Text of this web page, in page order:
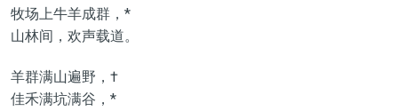
牧场上牛羊成群，*
山林间，欢声载道。
羊群满山遍野，†
佳禾满坑满谷，*